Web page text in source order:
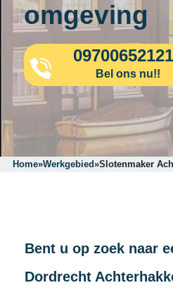
omgeving
Bel ons nu!!
Home»Werkgebied»Slotenmaker
Bent u op zoek naar
Dordrecht